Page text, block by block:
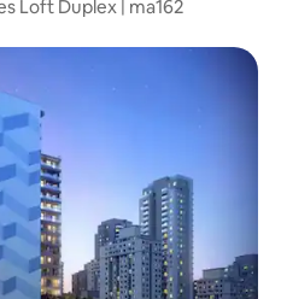
Alves Loft Duplex | ma162
„Odabrali gosti”